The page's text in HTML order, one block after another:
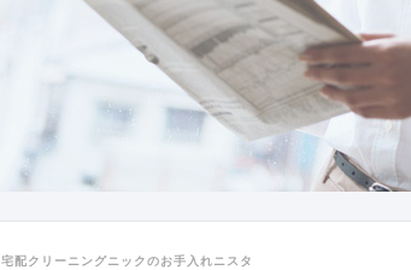
宅配クリーニングニックのお手入れニスタ